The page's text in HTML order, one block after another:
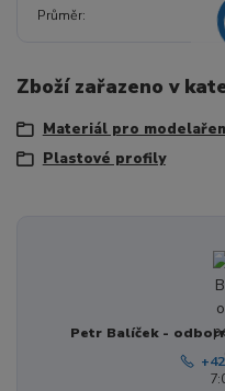
Průměr
Zboží zařazeno v
Materiál pro
Plastové profily
Petr Balíček -